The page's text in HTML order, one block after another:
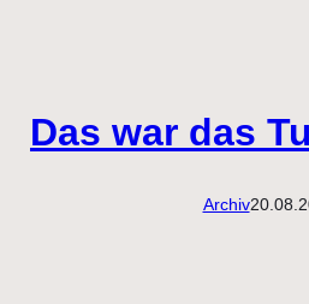
Das war das
Archiv